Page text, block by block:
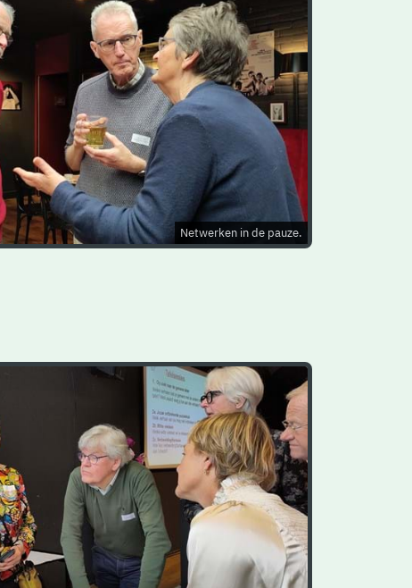
Netwerken in de pauze.